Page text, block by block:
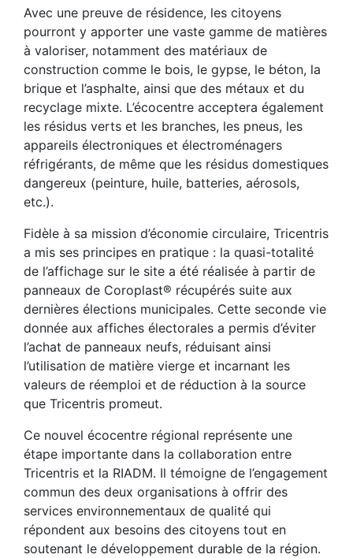
Avec une preuve de résidence, les citoyens
pourront y apporter une vaste gamme de matières
à valoriser, notamment des matériaux de
construction comme le bois, le gypse, le béton, la
brique et l’asphalte, ainsi que des métaux et du
recyclage mixte. L’écocentre acceptera également
les résidus verts et les branches, les pneus, les
appareils électroniques et électroménagers
réfrigérants, de même que les résidus domestiques
dangereux (peinture, huile, batteries, aérosols,
etc.).
Fidèle à sa mission d’économie circulaire, Tricentris
a mis ses principes en pratique : la quasi-totalité
de l’affichage sur le site a été réalisée à partir de
panneaux de Coroplast® récupérés suite aux
dernières élections municipales. Cette seconde vie
donnée aux affiches électorales a permis d’éviter
l’achat de panneaux neufs, réduisant ainsi
l’utilisation de matière vierge et incarnant les
valeurs de réemploi et de réduction à la source
que Tricentris promeut.
Ce nouvel écocentre régional représente une
étape importante dans la collaboration entre
Tricentris et la RIADM. Il témoigne de l’engagement
commun des deux organisations à offrir des
services environnementaux de qualité qui
répondent aux besoins des citoyens tout en
soutenant le développement durable de la région.